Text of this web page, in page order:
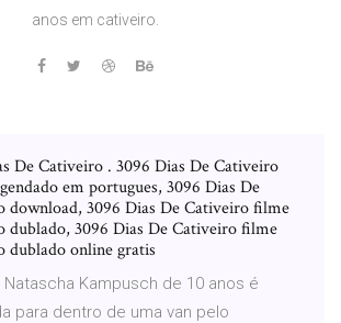
anos em cativeiro.
De Cativeiro . 3096 Dias De Cativeiro
em portugues, 3096 Dias De
download, 3096 Dias De Cativeiro filme
dublado, 3096 Dias De Cativeiro filme
dublado online gratis
Natascha Kampusch de 10 anos é
para dentro de uma van pelo